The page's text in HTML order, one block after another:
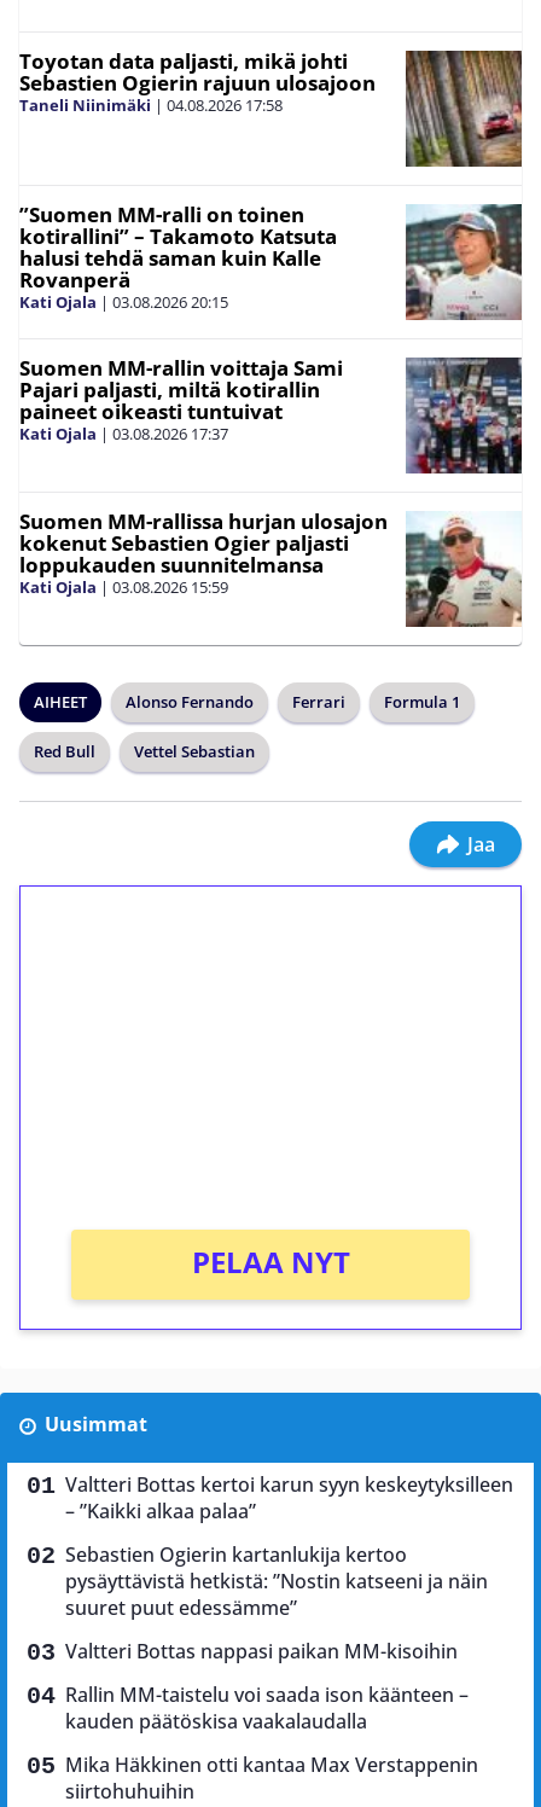
Toyotan data paljasti, mikä johti
Sebastien Ogierin rajuun ulosajoon
Taneli Niinimäki | 04.08.2026 17:58
”Suomen MM-ralli on toinen
kotirallini” – Takamoto Katsuta
halusi tehdä saman kuin Kalle
Rovanperä
Kati Ojala | 03.08.202620:15
Suomen MM-rallin voittaja Sami
Pajari paljasti, miltä kotirallin
paineet oikeasti tuntuivat
Kati Ojala | 03.08.2026 17:37
Suomen MM-rallissa hurjan ulosajon
kokenut Sebastien Ogier paljasti
loppukauden suunnitelmansa
Kati Ojala | 03.08.2026 15:59
AIHEET Alonso Fernando Ferrari Formula 1
Red Bull Vettel Sebastian
Jaa
PELAA NYT
Uusimmat
Valtteri Bottas kertoi karun syyn keskeytyksilleen
– ”Kaikki alkaa palaa”
Sebastien Ogierin kartanlukija kertoo
pysäyttävistä hetkistä: ”Nostin katseeni ja näin
suuret puut edessämme”
Valtteri Bottas nappasi paikan MM-kisoihin
Rallin MM-taistelu voi saada ison käänteen –
kauden päätöskisa vaakalaudalla
Mika Häkkinen otti kantaa Max Verstappenin
siirtohuhuihin